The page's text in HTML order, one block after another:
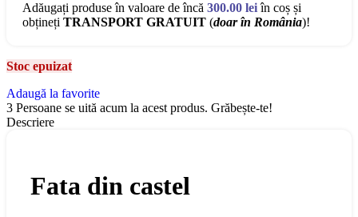
Adăugați produse în valoare de încă 300.00 leiîn coș și
obțineți TRANSPORT GRATUIT (doar în România)!
Stoc epuizat
Adaugă la favorite
3 Persoane se uită acum la acest produs. Grăbește-te!
Descriere
Fata din castel